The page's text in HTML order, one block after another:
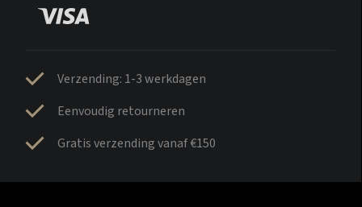
Verzending: 1-3 werkdagen
Eenvoudig retourneren
Gratis verzending vanaf €150